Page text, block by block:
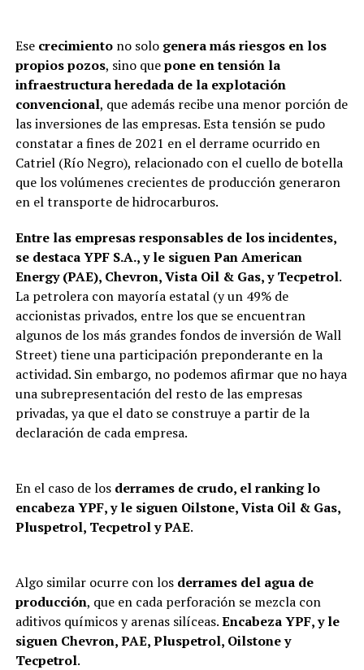
Ese crecimientono solo genera más riesgos en los
propios pozos, sino quepone en tensión la
infraestructura heredada de la explotación
convencional, que además recibe una menor porción de
las inversiones de las empresas. Esta tensión se pudo
constatar a fines de 2021 en el derrame ocurrido en
Catriel (Río Negro), relacionado con el cuello de botella
que los volúmenes crecientes de producción generaron
en el transporte de hidrocarburos.
Entre las empresas responsables de los incidentes,
se destaca YPF S.A., y le siguen Pan American
Energy (PAE), Chevron, Vista Oil & Gas, y Tecpetrol.
La petrolera con mayoría estatal (y un 49% de
accionistas privados, entre los que se encuentran
algunos de los más grandes fondos de inversión de Wall
Street) tiene una participación preponderante en la
actividad. Sin embargo, no podemos afirmar que no haya
una subrepresentación del resto de las empresas
privadas, ya que el dato se construye a partir de la
declaración de cada empresa.
En el caso de los derrames de crudo, el ranking lo
encabeza YPF, y le siguen Oilstone, Vista Oil & Gas,
Pluspetrol, Tecpetrol y PAE.
Algo similar ocurre con los derrames del agua de
producción, que en cada perforación se mezcla con
aditivos químicos y arenas silíceas.Encabeza YPF, y le
siguen Chevron, PAE, Pluspetrol, Oilstone y
Tecpetrol.